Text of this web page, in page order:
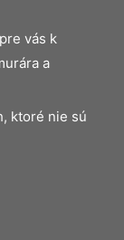
vás k
a
ktoré nie sú